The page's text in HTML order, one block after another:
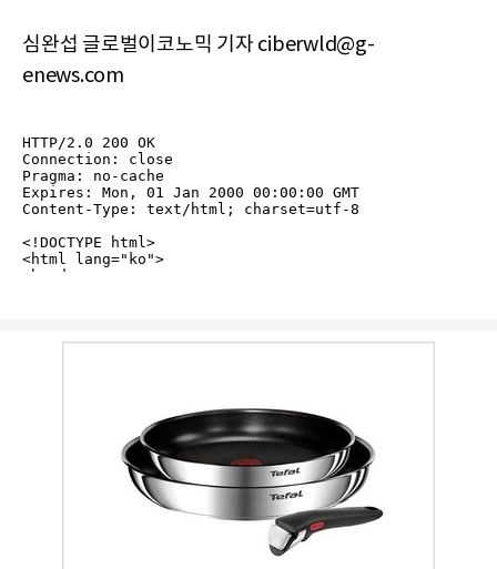
심완섭 글로벌이코노믹 기자 ciberwld@g-
enews.com